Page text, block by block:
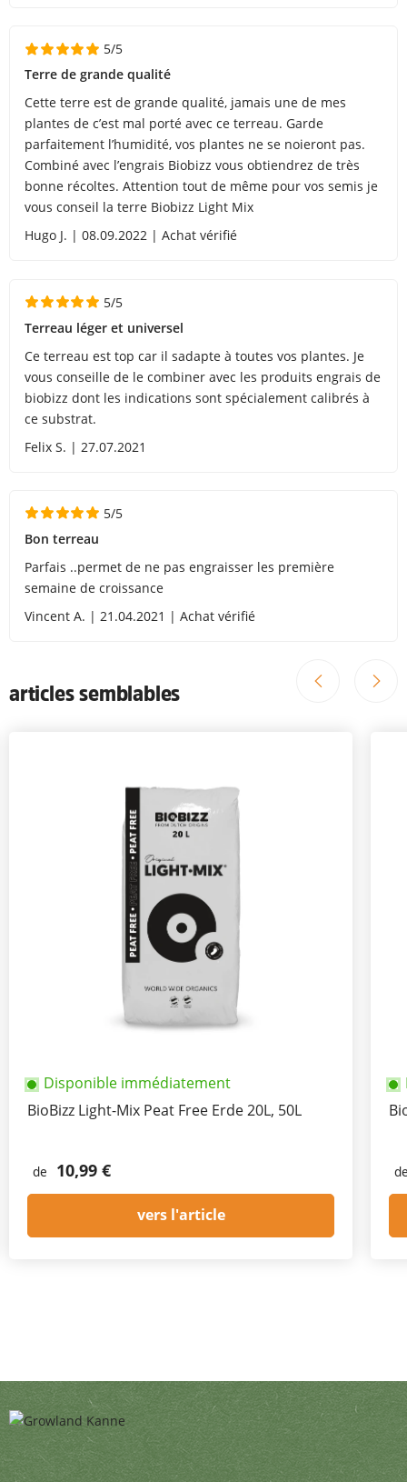
5/5
Terre de grande qualité
Cette terre est de grande qualité, jamais une de mes
plantes de c’est mal porté avec ce terreau. Garde
parfaitement l’humidité, vos plantes ne se noieront pas.
Combiné avec l’engrais Biobizz vous obtiendrez de très
bonne récoltes. Attention tout de même pour vos semis je
vous conseil la terre Biobizz Light Mix
Hugo J. | 08.09.2022 | Achat vérifié
5/5
Terreau léger et universel
Ce terreau est top car il sadapte à toutes vos plantes. Je
vous conseille de le combiner avec les produits engrais de
biobizz dont les indications sont spécialement calibrés à
ce substrat.
Felix S. | 27.07.2021
5/5
Bon terreau
Parfais ..permet de ne pas engraisser les première
semaine de croissance
Vincent A. | 21.04.2021 | Achat vérifié
articles semblables
Disponible immédiatement
BioBizz Light-Mix Peat Free Erde 20L, 50L
de 10,99 €
vers l'article